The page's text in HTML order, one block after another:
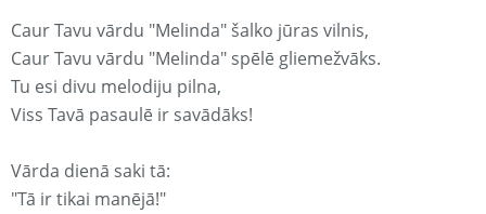
Caur Tavu vārdu "Melinda" šalko jūras vilnis,
Caur Tavu vārdu "Melinda" spēlē gliemežvāks.
Tu esi divu melodiju pilna,
Viss Tavā pasaulē ir savādāks!
Vārda dienā saki tā:
"Tā ir tikai manējā!"